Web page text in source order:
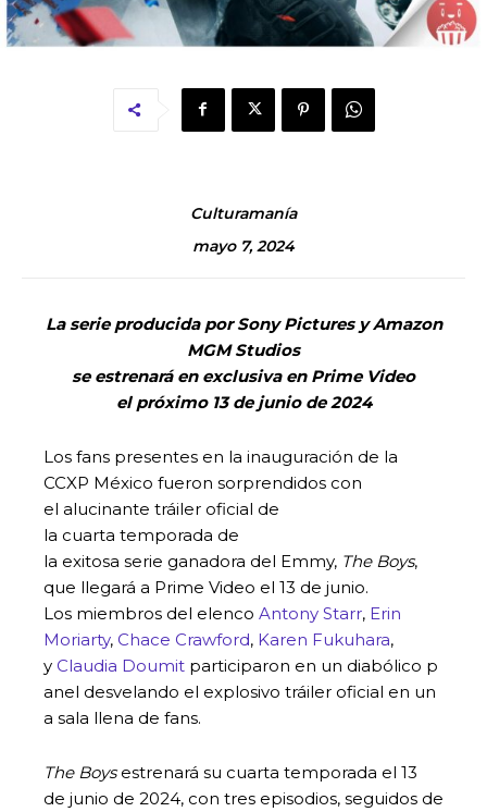
Culturamanía
mayo 7, 2024
La serie producida por Sony Pictures y Amazon
MGM Studios
se estrenará en exclusiva en Prime Video
el próximo 13 de junio de 2024
Los fans presentes en la inauguración de la
CCXP México fueron sorprendidos con
el alucinante tráiler oficial de
la cuarta temporada de
la exitosa serie ganadora del Emmy, The Boys,
que llegará a Prime Video el 13 de junio.
Los miembros del elenco Antony Starr, Erin
Moriarty, Chace Crawford, Karen Fukuhara,
y Claudia Doumit participaron en un diabólico p
anel desvelando el explosivo tráiler oficial en un
a sala llena de fans.
The Boysestrenará su cuarta temporada el 13
de junio de 2024, con tres episodios, seguidos de